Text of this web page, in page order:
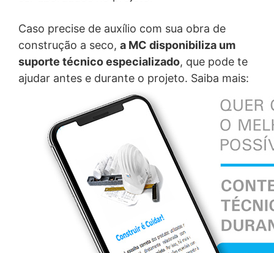
Caso precise de auxílio com sua obra de
construção a seco, a MC disponibiliza um
suporte técnico especializado, que pode te
ajudar antes e durante o projeto. Saiba mais: